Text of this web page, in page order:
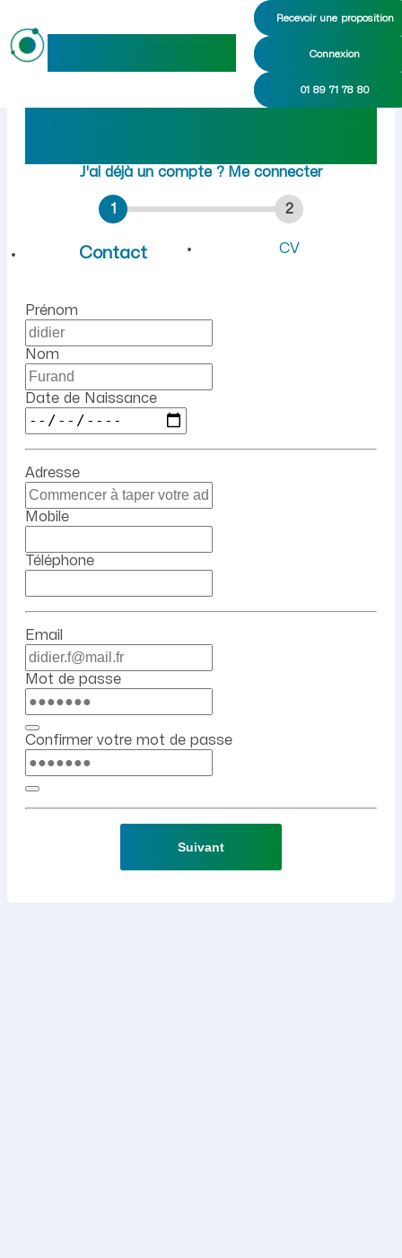
Recevoir une proposition
Connexion
01 89 71 78 80
Emploi à Izernore (Ain) :
Rejoindre maideoà
J'ai déjà un compte ? Me connecter
1
Contact
2
CV
Prénom
Nom
Date de Naissance
Adresse
Mobile
Téléphone
Email
Mot de passe
Confirmer votre mot de passe
Suivant